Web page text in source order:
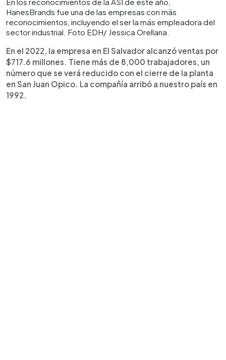
HanesBrands fue una de las empresas con más
reconocimientos, incluyendo el ser la más empleadora del
sector industrial. Foto EDH/ Jessica Orellana.
En el 2022, la empresa en El Salvador alcanzó ventas por
$717.6 millones. Tiene más de 8,000 trabajadores, un
número que se verá reducido con el cierre de la planta
en San Juan Opico. La compañía arribó a nuestro país en
1992.